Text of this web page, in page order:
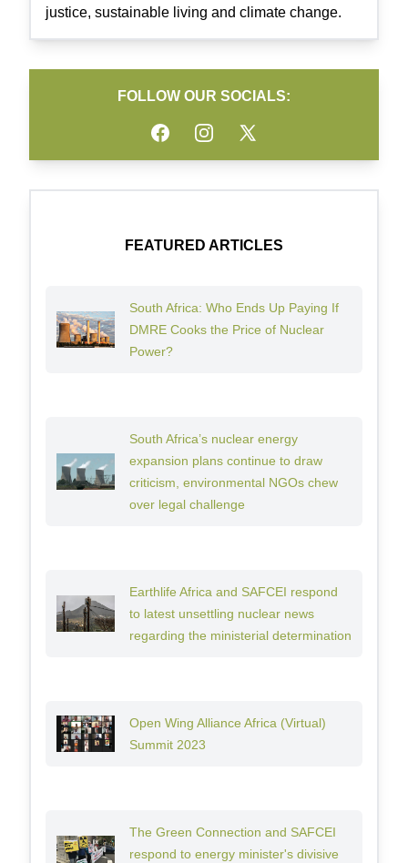
justice, sustainable living and climate change.
FOLLOW OUR SOCIALS:
FacebookInstagramTwitter
FEATURED ARTICLES
South Africa: Who Ends Up Paying If
DMRE Cooks the Price of Nuclear
Power?
South Africa’s nuclear energy
expansion plans continue to draw
criticism, environmental NGOs chew
over legal challenge
Earthlife Africa and SAFCEI respond
to latest unsettling nuclear news
regarding the ministerial determination
Open Wing Alliance Africa (Virtual)
Summit 2023
The Green Connection and SAFCEI
respond to energy minister's divisive